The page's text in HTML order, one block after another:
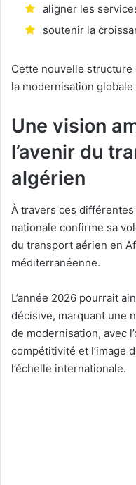
aligner les
soutenir la
Cette nouvelle
la modernisation
Une vision
l’avenir du
algérien
À travers ces
nationale confirme sa
du transport aérien en
méditerranéenne.
L’année 2026 pourrait
décisive, marquant une
de modernisation, avec
compétitivité et l’image
l’échelle internationale.